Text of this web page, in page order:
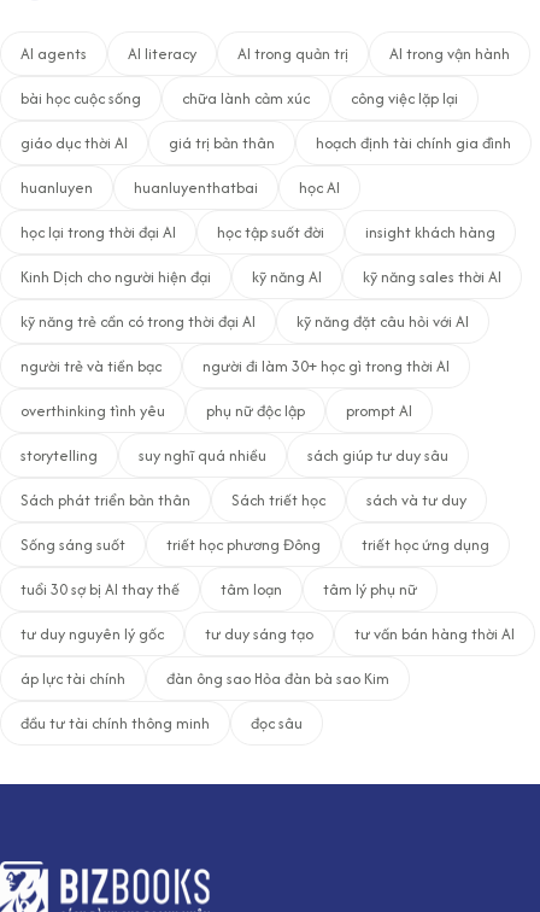
AI agents AI literacy AI trong quản trị
AI trong vận hành
bài học cuộc sống
chữa lành cảm xúc
công việc lặp lại
giáo dục thời AI
giá trị bản thân
hoạch định tài chính gia đình
huanluyen
huanluyenthatbai
học AI
học lại trong thời đại AI
học tập suốt đời
insight khách hàng
Kinh Dịch cho người hiện đại
kỹ năng AI
kỹ năng sales thời AI
kỹ năng trẻ cần có trong thời đại AI
kỹ năng đặt câu hỏi với AI
người trẻ và tiền bạc
người đi làm 30+ học gì trong thời AI
overthinking tình yêu
phụ nữ độc lập
prompt AI
storytelling
suy nghĩ quá nhiều
sách giúp tư duy sâu
Sách phát triển bản thân
Sách triết học
sách và tư duy
Sống sáng suốt
triết học phương Đông
triết học ứng dụng
tuổi 30 sợ bị AI thay thế
tâm loạn
tâm lý phụ nữ
tư duy nguyên lý gốc
tư duy sáng tạo
tư vấn bán hàng thời AI
áp lực tài chính
đàn ông sao Hỏa đàn bà sao Kim
đầu tư tài chính thông minh
đọc sâu